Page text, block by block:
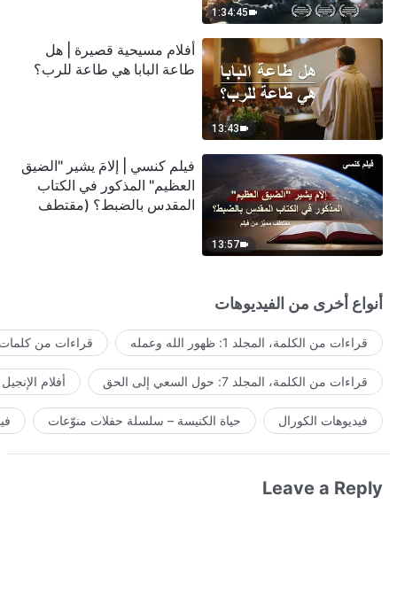
1:34:45
13:43
أفلام مسيحية قصيرة | هل
طاعة البابا هي طاعة للرب؟
13:57
فيلم كنسي | إلامَ يشير "الضيق
العظيم" المذكور في الكتاب
المقدس بالضبط؟ (مقتطف
أنواع أخرى من الفيديوهات
قراءات من الكلمة، المجلد 1: ظهور الله وعمله قراءات من كلمات
قراءات من الكلمة، المجلد 7: حول السعي إلى الحق أفلام الإنجيل
فيديوهات الكورال حياة الكنيسة – سلسلة حفلات منوّعات
Leave a Reply